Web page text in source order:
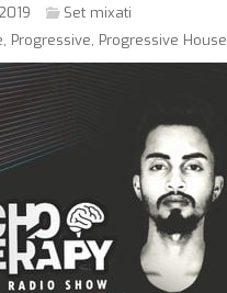
Set mixati
, Progressive, Progressive House